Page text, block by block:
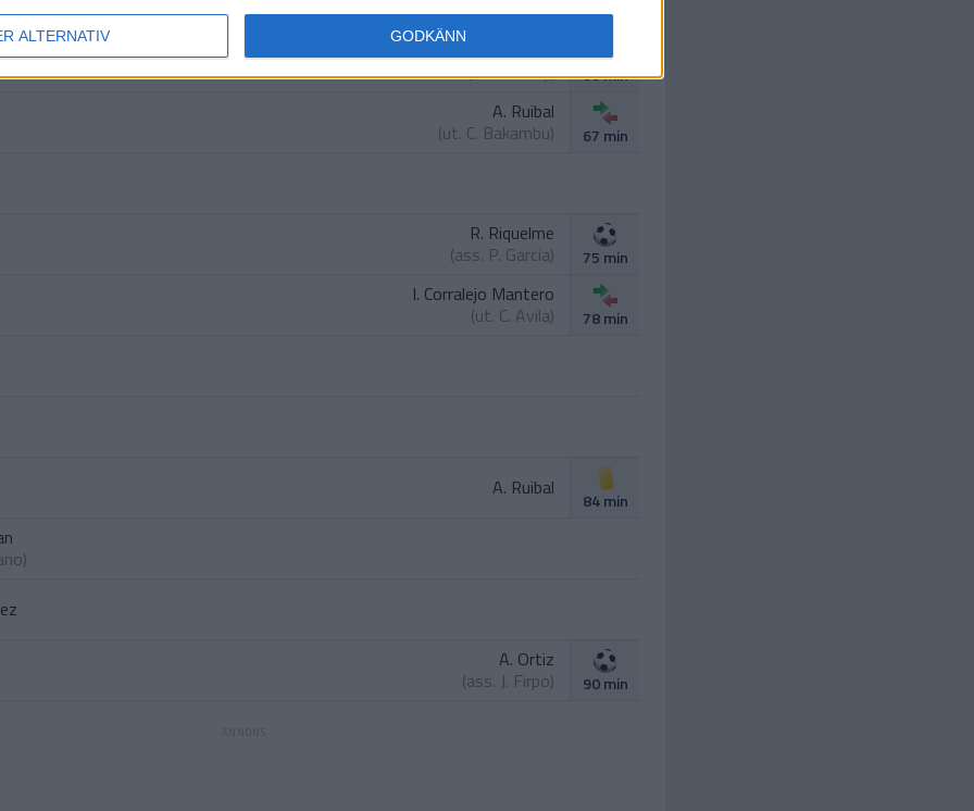
ALTERNATIV GODKÄNN
)
(ut.Antony) 66 min
A. Ruibal
(ut. C. Bakambu) 67 min
R. Riquelme
(ass. P. Garcia) 75 min
I. Corralejo Mantero
(ut. C. Avila) 78 min
A. Ruibal
84 min
)
A. Ortiz
(ass. J. Firpo) 90 min